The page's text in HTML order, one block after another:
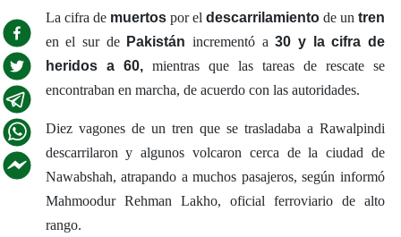
La cifra de muertospor el descarrilamientode un tren
en el sur de Pakistán incrementó a30 y la cifra de
heridos a 60,mientras que las tareas de rescate se
encontraban en marcha, de acuerdo con las autoridades.
Diez vagones de un tren que se trasladaba a Rawalpindi
descarrilaron y algunos volcaron cerca de la ciudad de
Nawabshah, atrapando a muchos pasajeros, según informó
Mahmoodur Rehman Lakho, oficial ferroviario de alto
rango.